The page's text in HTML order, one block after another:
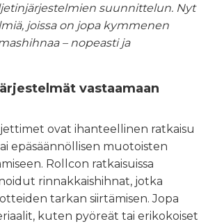
suunnittelun. Nyt
joissa on jopa kymmenen
– nopeasti ja
vastaamaan
ovat ihanteellinen ratkaisu
epäsäännöllisen muotoisten
Rollcon ratkaisuissa
rinnakkaishihnat, jotka
tarkan siirtämisen. Jopa
kuten pyöreät tai erikokoiset